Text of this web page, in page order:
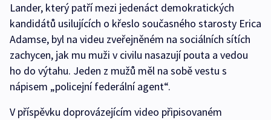
Lander, který patří mezi jedenáct demokratických
kandidátů usilujících o křeslo současného starosty Erica
Adamse, byl na videu zveřejněném na sociálních sítích
zachycen, jak mu muži v civilu nasazují pouta a vedou
ho do výtahu. Jeden z mužů měl na sobě vestu s
nápisem „policejní federální agent“.
V příspěvku doprovázejícím video připisovaném